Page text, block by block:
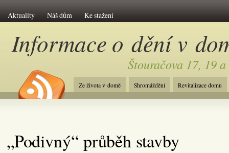
Aktuality Náš dům Ke stažení
Informace o dění v
Štouračova 17, 19
Ze života v domě Shromáždění Revitalizace domu
„Podivný“ průběh stavby